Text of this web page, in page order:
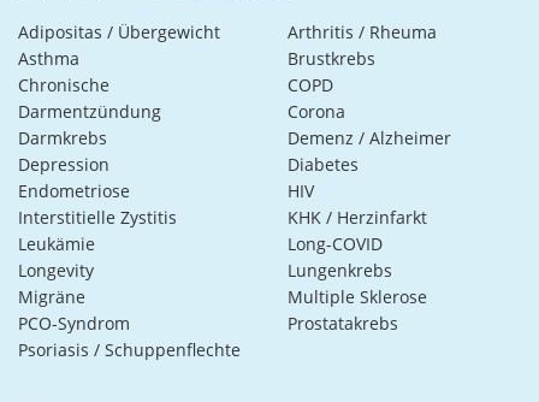
Adipositas / Übergewicht
Arthritis / Rheuma
Asthma
Brustkrebs
Chronische
Darmentzündung
COPD
Corona
Darmkrebs
Demenz / Alzheimer
Depression
Diabetes
Endometriose
HIV
Interstitielle Zystitis
KHK / Herzinfarkt
Leukämie
Long-COVID
Longevity
Lungenkrebs
Migräne
Multiple Sklerose
PCO-Syndrom
Prostatakrebs
Psoriasis / Schuppenflechte